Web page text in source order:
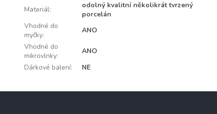
Materiál:
odolný kvalitní několikrát tvrzený
porcelán
Vhodné do
myčky:
ANO
Vhodné do
mikrovlnky:
ANO
Dárkové balení: NE